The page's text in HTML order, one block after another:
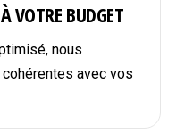
VOTRE BUDGET
nous
avec vos